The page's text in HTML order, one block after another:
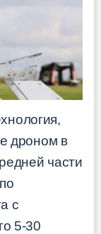
дроном в
части
с
5-30